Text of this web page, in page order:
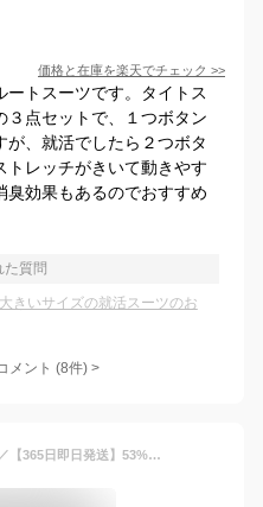
価格と在庫を楽天でチェック >>
ートスーツです。タイトス
３点セットで、１つボタン
、就活でしたら２つボタ
トレッチがきいて動きやす
臭効果もあるのでおすすめ
た質問
きいサイズの就活スーツのお
メント (8件) >
＼対象商品2点以上で5％OFF／【365日即日発送】53%OFF スーツ レディース セットアップ ビジネススーツ 洗える リクルートスーツ 大きいサイズ フォーマルスーツ スカートスーツ タイト ロング オフィス ネイビー 通勤 オフィス 面接 仕事 試着チケット対象